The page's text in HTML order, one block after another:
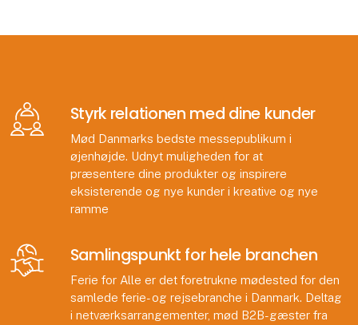
Styrk relationen med dine kunder
Mød Danmarks bedste messepublikum i
øjenhøjde. Udnyt muligheden for at
præsentere dine produkter og inspirere
eksisterende og nye kunder i kreative og nye
ramme
Samlingspunkt for hele branchen
Ferie for Alle er det foretrukne mødested for den
samlede ferie- og rejsebranche i Danmark. Deltag
i netværksarrangementer, mød B2B-gæster fra